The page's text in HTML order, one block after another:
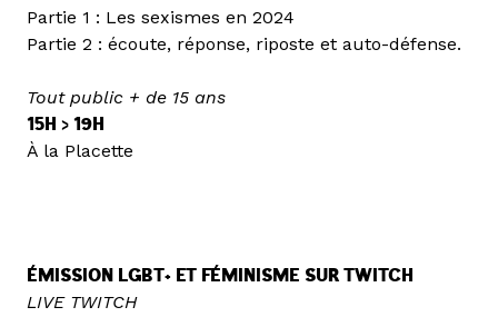
Partie 1 : Les sexismes en 2024
Partie 2 : écoute, réponse, riposte et auto-défense.
Tout public + de 15 ans
15H > 19H
À la Placette
ÉMISSION LGBT+ ET FÉMINISME SUR TWITCH
LIVE TWITCH